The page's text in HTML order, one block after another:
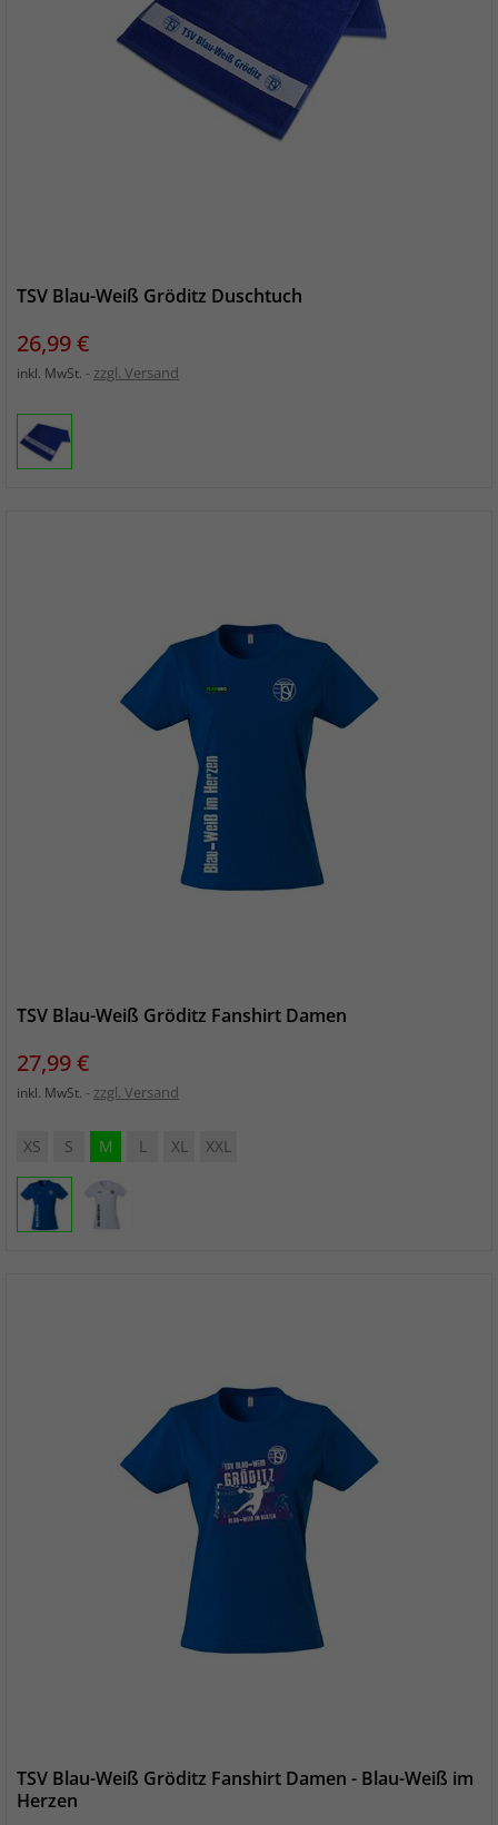
TSV Blau-Weiß Gröditz Duschtuch
Preis
26,99 €
inkl. MwSt. zzgl. Versand
TSV Blau-Weiß Gröditz Fanshirt Damen
Preis
27,99 €
inkl. MwSt. zzgl. Versand
XS S M L XL XXL
TSV Blau-Weiß Gröditz Fanshirt Damen - Blau-Weiß im
Herzen